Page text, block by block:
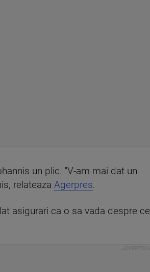
un plic. ''V-am mai dat un
relateaza Agerpres.
asigurari ca o sa vada despre ce